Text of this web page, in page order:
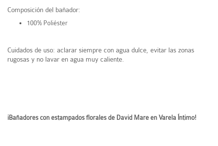
Composición del bañador:
100% Poliéster
Cuidados de uso: aclarar siempre con agua dulce, evitar las zonas
rugosas y no lavar en agua muy caliente.
¡Bañadores con estampados florales de David Mare en Varela Íntimo!